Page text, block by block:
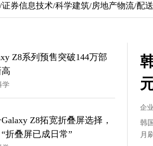
券信息技术/科学建筑/房地产物流/配送
企业
韩
月
Z8系列预售突破144万部
学
Z8拓宽折叠屏选择，
折叠屏已成日常”